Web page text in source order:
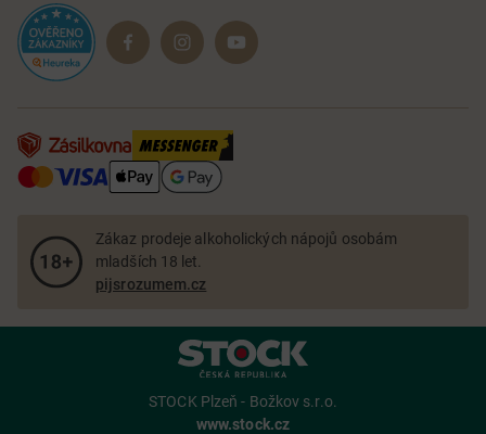
Dárkové sady
Zákaz prodeje alkoholických nápojů osobám
mladších 18 let.
pijsrozumem.cz
STOCK Plzeň - Božkov s.r.o.
www.stock.cz